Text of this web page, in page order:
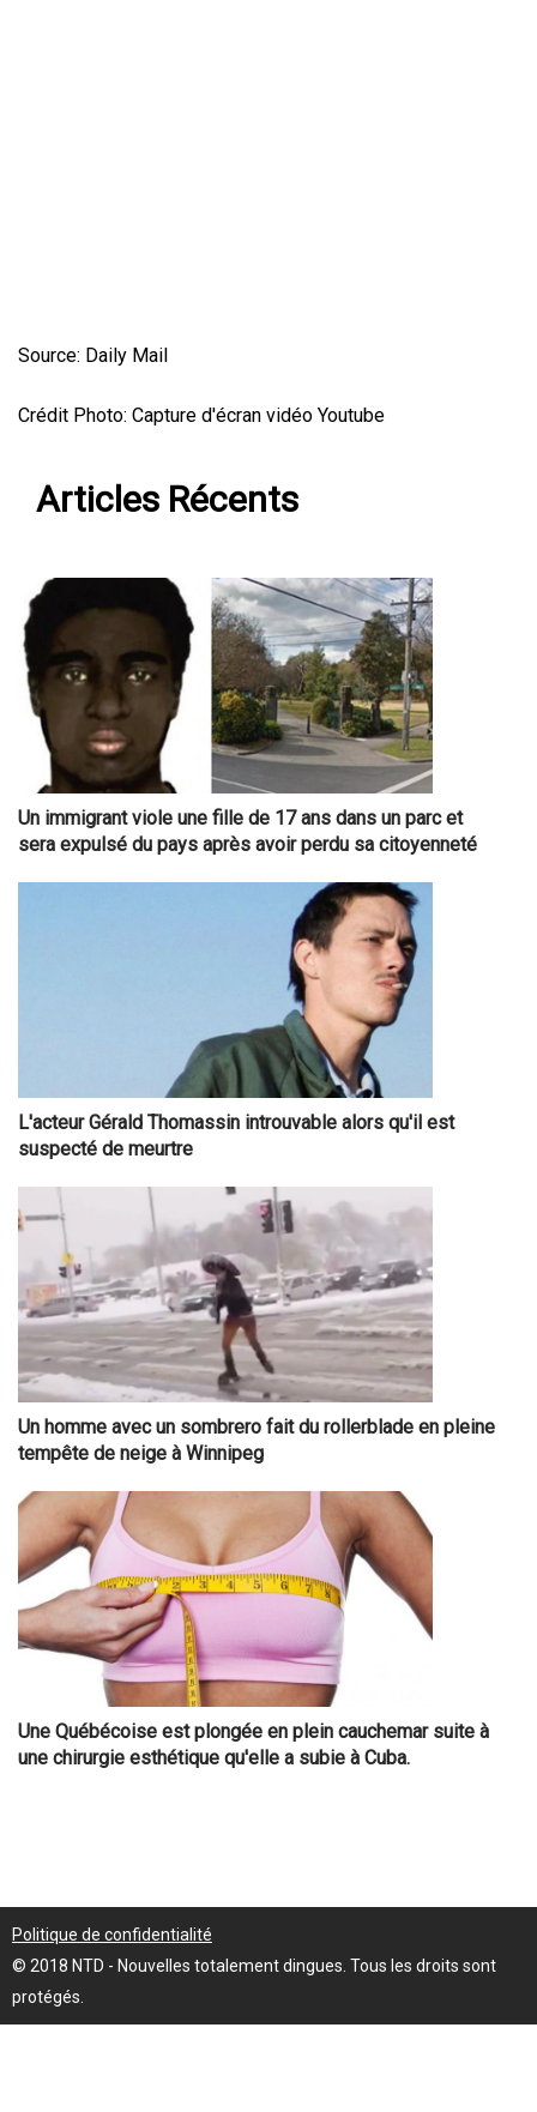
Source: Daily Mail
Crédit Photo: Capture d'écran vidéo Youtube
Articles Récents
Un immigrant viole une fille de 17 ans dans un parc et
sera expulsé du pays après avoir perdu sa citoyenneté
L'acteur Gérald Thomassin introuvable alors qu'il est
suspecté de meurtre
Un homme avec un sombrero fait du rollerblade en pleine
tempête de neige à Winnipeg
Une Québécoise est plongée en plein cauchemar suite à
une chirurgie esthétique qu'elle a subie à Cuba.
Politique de confidentialité
© 2018 NTD - Nouvelles totalement dingues. Tous les droits sont
protégés.